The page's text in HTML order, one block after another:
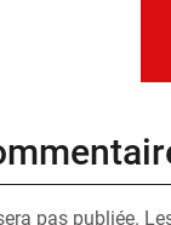
pas publiée.